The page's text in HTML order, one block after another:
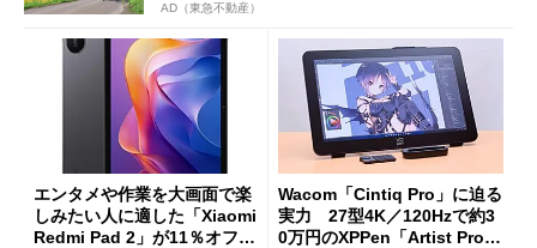
AD（東急不動産）
エンタメや作業を大画面で楽
しみたい人に適した「Xiaomi
Redmi Pad 2」が11％オフの
Wacom「Cintiq Pro」に迫る
実力 27型4K／120Hzで約3
0万円のXPPen「Artist Pro 2